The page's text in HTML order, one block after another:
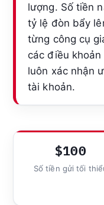
lượng. Số tiền
tỷ lệ đòn bẩy
từng công cụ
các điều
luôn xác nhận
tài khoản.
$100
Số tiền gửi tối